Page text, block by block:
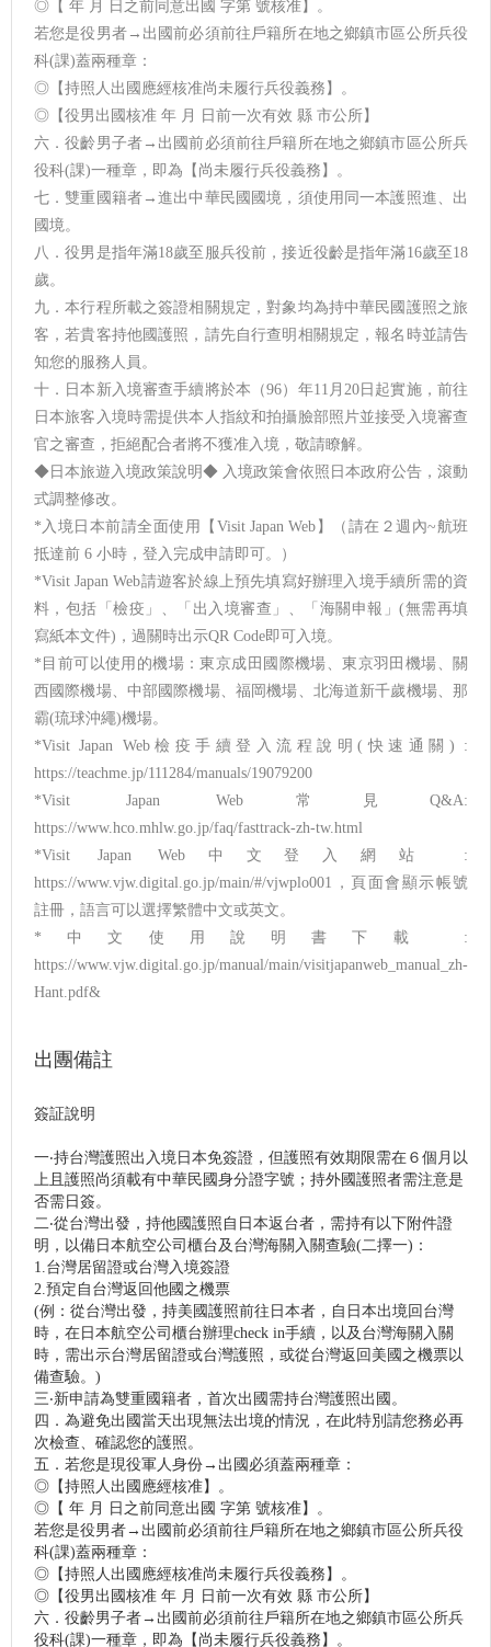
◎【 年 月 日之前同意出國 字第 號核准】。
若您是役男者→出國前必須前往戶籍所在地之鄉鎮市區公所兵役
科(課)蓋兩種章：
◎【持照人出國應經核准尚未履行兵役義務】。
◎【役男出國核准 年 月 日前一次有效 縣 市公所】
六．役齡男子者→出國前必須前往戶籍所在地之鄉鎮市區公所兵
役科(課)一種章，即為【尚未履行兵役義務】。
七．雙重國籍者→進出中華民國國境，須使用同一本護照進、出
國境。
八．役男是指年滿18歲至服兵役前，接近役齡是指年滿16歲至18
歲。
九．本行程所載之簽證相關規定，對象均為持中華民國護照之旅
客，若貴客持他國護照，請先自行查明相關規定，報名時並請告
知您的服務人員。
十．日本新入境審查手續將於本（96）年11月20日起實施，前往
日本旅客入境時需提供本人指紋和拍攝臉部照片並接受入境審查
官之審查，拒絕配合者將不獲准入境，敬請瞭解。
◆日本旅遊入境政策說明◆ 入境政策會依照日本政府公告，滾動
式調整修改。
*入境日本前請全面使用【Visit Japan Web】（請在２週內~航班
抵達前 6 小時，登入完成申請即可。）
*Visit Japan Web請遊客於線上預先填寫好辦理入境手續所需的資
料，包括「檢疫」、「出入境審查」、「海關申報」(無需再填
寫紙本文件)，過關時出示QR Code即可入境。
*目前可以使用的機場：東京成田國際機場、東京羽田機場、關
西國際機場、中部國際機場、福岡機場、北海道新千歲機場、那
霸(琉球沖繩)機場。
*Visit Japan Web檢疫手續登入流程說明(快速通關) :
https://teachme.jp/111284/manuals/19079200
*Visit Japan Web常見Q&A:
https://www.hco.mhlw.go.jp/faq/fasttrack-zh-tw.html
*Visit Japan Web中文登入網站 :
https://www.vjw.digital.go.jp/main/#/vjwplo001，頁面會顯示帳號
註冊，語言可以選擇繁體中文或英文。
*中文使用說明書下載 :
https://www.vjw.digital.go.jp/manual/main/visitjapanweb_manual_zh-
Hant.pdf&
出團備註
簽証說明
一‧持台灣護照出入境日本免簽證，但護照有效期限需在６個月以
上且護照尚須載有中華民國身分證字號；持外國護照者需注意是
否需日簽。
二‧從台灣出發，持他國護照自日本返台者，需持有以下附件證
明，以備日本航空公司櫃台及台灣海關入關查驗(二擇一)：
1.台灣居留證或台灣入境簽證
2.預定自台灣返回他國之機票
(例：從台灣出發，持美國護照前往日本者，自日本出境回台灣
時，在日本航空公司櫃台辦理check in手續，以及台灣海關入關
時，需出示台灣居留證或台灣護照，或從台灣返回美國之機票以
備查驗。)
三‧新申請為雙重國籍者，首次出國需持台灣護照出國。
四．為避免出國當天出現無法出境的情況，在此特別請您務必再
次檢查、確認您的護照。
五．若您是現役軍人身份→出國必須蓋兩種章：
◎【持照人出國應經核准】。
◎【 年 月 日之前同意出國 字第 號核准】。
若您是役男者→出國前必須前往戶籍所在地之鄉鎮市區公所兵役
科(課)蓋兩種章：
◎【持照人出國應經核准尚未履行兵役義務】。
◎【役男出國核准 年 月 日前一次有效 縣 市公所】
六．役齡男子者→出國前必須前往戶籍所在地之鄉鎮市區公所兵
役科(課)一種章，即為【尚未履行兵役義務】。